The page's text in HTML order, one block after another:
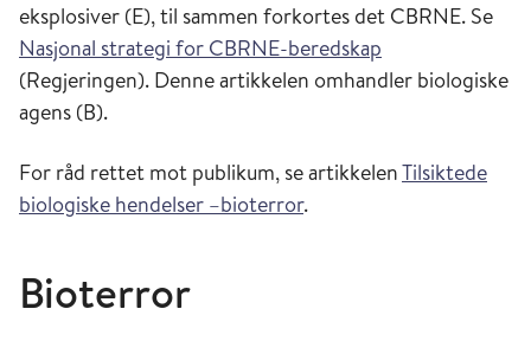
eksplosiver (E), til sammen forkortes det CBRNE. Se
Nasjonal strategi for CBRNE-beredskap
(Regjeringen). Denne artikkelen omhandler biologiske
agens (B).
For råd rettet mot publikum, se artikkelenTilsiktede
biologiske hendelser –bioterror.
Bioterror